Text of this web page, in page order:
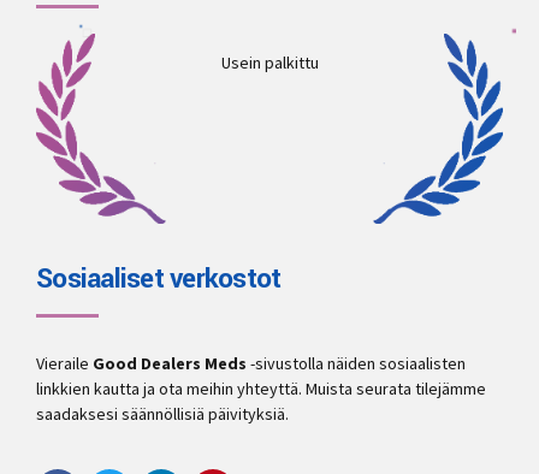
Usein palkittu
Sosiaaliset verkostot
Vieraile Good Dealers Meds -sivustolla näiden sosiaalisten
linkkien kautta ja ota meihin yhteyttä. Muista seurata tilejämme
saadaksesi säännöllisiä päivityksiä.